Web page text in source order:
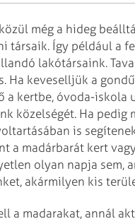
még a hideg
Így például a
lakótársaink.
Ha keveselljük a
kertbe, óvoda-iskola
közelségét. Ha pedig
is
a madárbarát kert
olyan napja
akármilyen kis
a madarakat, annál